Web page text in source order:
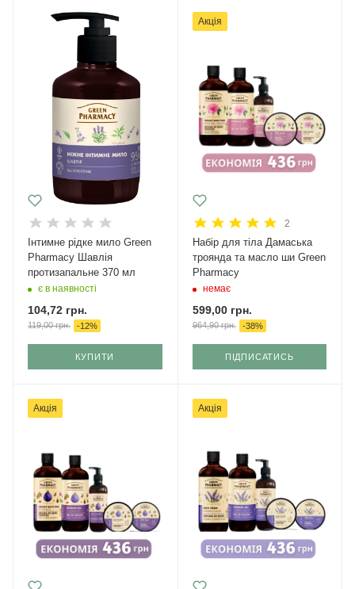
Інтимне рідке мило Green
Pharmacy Шавлія
протизапальне 370 мл
є в наявності
104,72 грн.
119,00грн. -12%
КУПИТИ
Акція
2
Набір для тіла Дамаська
троянда та масло ши Green
Pharmacy
немає
599,00грн.
964,90грн. -38%
ПІДПИСАТИСЬ
Акція Акція